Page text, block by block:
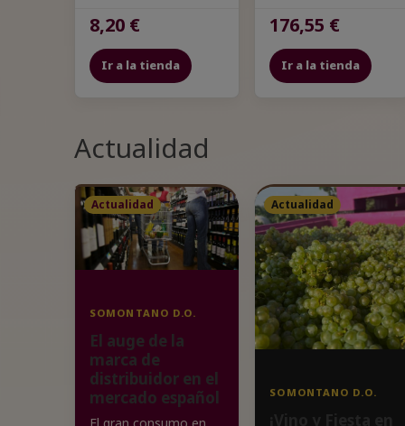
8,20 €
Ir a la tienda
176,55 €
Ir a la tienda
Actualidad
SOMONTANO D.O.
Actualidad
El auge de la
marca de
distribuidor en el
mercado español
El gran consumo en
SOMONTANO D.O.
Actualidad